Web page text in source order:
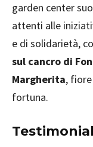
garden center
attenti alle
e di solidarietà,
sul cancro di
Margherita,
fortuna.